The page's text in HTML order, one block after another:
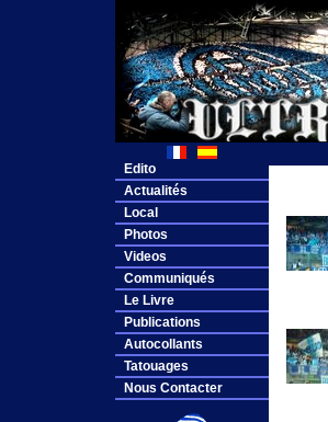
Edito
Actualités
Local
Photos
Videos
Communiqués
Le Livre
Publications
Autocollants
Tatouages
Nous Contacter